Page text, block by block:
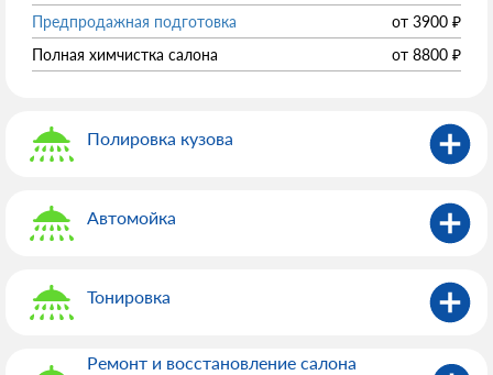
Предпродажная подготовка
от 3900 ₽
Полная химчистка салона
от 8800 ₽
Полировка кузова
Автомойка
Тонировка
Ремонт и восстановление салона